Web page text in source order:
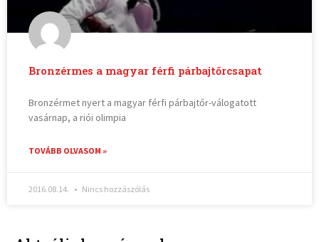
Bronzérmes a magyar férfi párbajtőrcsapat
Bronzérmet nyert a magyar férfi párbajtőr-válogatott
vasárnap, a riói olimpia
TOVÁBB OLVASOM »
2016.08.14. Nincs hozzászólás